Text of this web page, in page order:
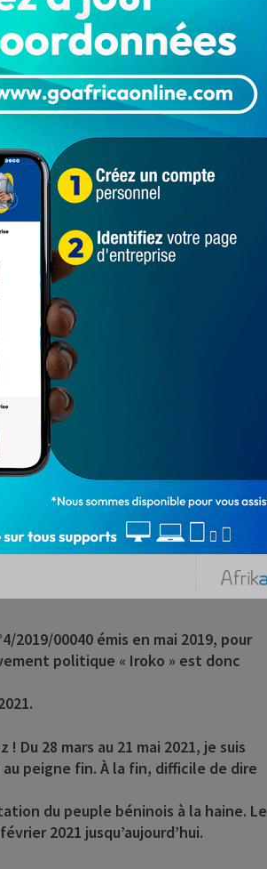
2019/00040 émis en mai 2019, pour
politique « Iroko » est donc
Du 28 mars au 21 mai 2021, je suis
au peigne fin. À la fin, difficile de dire
du peuple béninois à la haine. Le
2021 jusqu’aujourd’hui.